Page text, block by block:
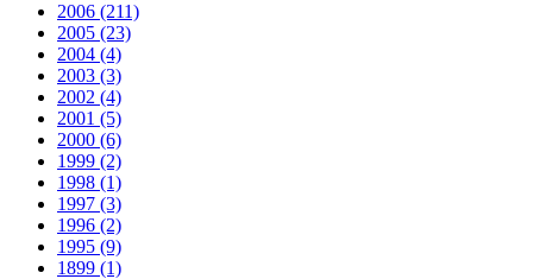
2006 (211)
2005 (23)
2004 (4)
2003 (3)
2002 (4)
2001 (5)
2000 (6)
1999 (2)
1998 (1)
1997 (3)
1996 (2)
1995 (9)
1899 (1)